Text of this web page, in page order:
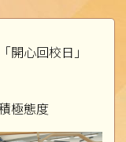
開心回校日」
極態度